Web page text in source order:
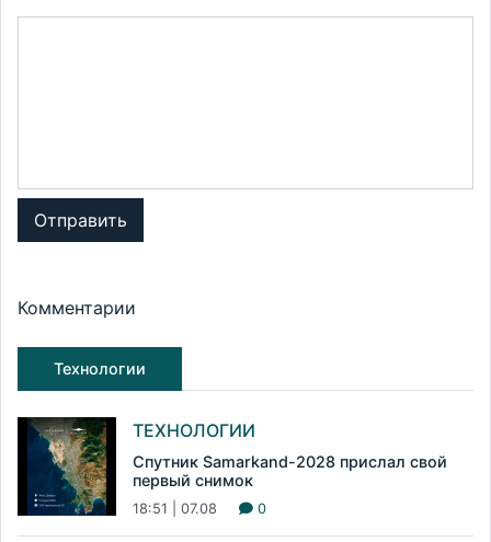
Отправить
Комментарии
Технологии
ТЕХНОЛОГИИ
Спутник Samarkand-2028 прислал свой
первый снимок
18:51 | 07.08 0